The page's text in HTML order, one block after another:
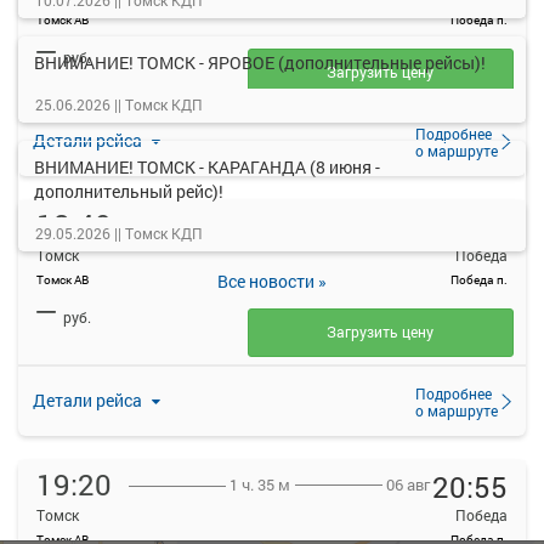
Томск АВ Победа п.
Детали рейса
Подробнее
о маршруте
— руб.
Загрузить цену
18:40
Томск
Томск АВ
Победа
Победа п.
Детали рейса
Подробнее
о маршруте
— руб.
Загрузить цену
19:20
Томск
Томск АВ
1 ч. 35 м 06 авг20:55
Победа
Победа п.
ВНИМАНИЕ! ТОМСК - ЯРОВОЕ (дополнительные рейсы)!
25.06.2026 || Томск КДП
ВНИМАНИЕ! ТОМСК - КАРАГАНДА (8 июня -
дополнительный рейс)!
29.05.2026 || Томск КДП
Все новости »